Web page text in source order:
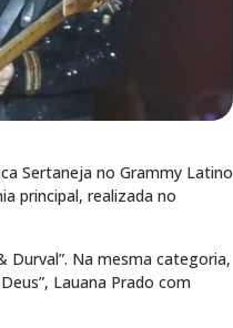
Sertaneja no Grammy Latino
principal, realizada no
Durval”. Na mesma categoria,
Lauana Prado com